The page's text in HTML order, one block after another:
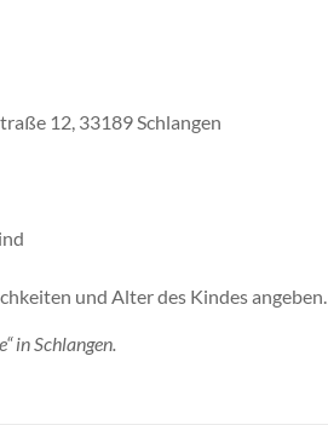
12, 33189 Schlangen
und Alter des Kindes angeben.
in Schlangen.